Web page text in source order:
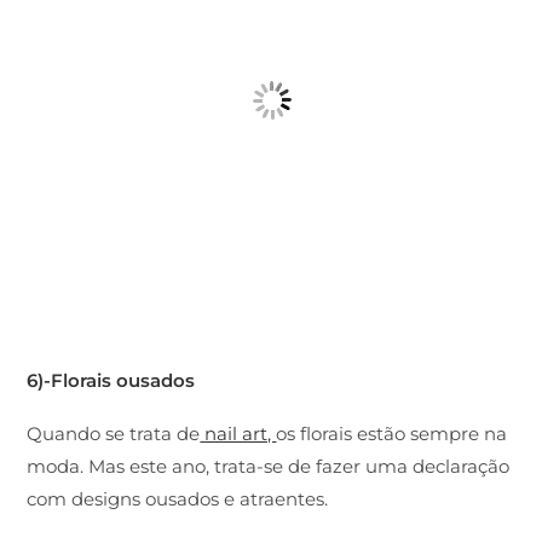
6)-Florais ousados
Quando se trata de nail art,os florais estão sempre na
moda. Mas este ano, trata-se de fazer uma declaração
com designs ousados e atraentes.